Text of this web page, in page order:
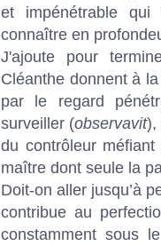
et impénétrable
connaître en
J'ajoute pour
Cléanthe donnent à
par le regard
surveiller (observavit),
du contrôleur
maître dont seule la
Doit-on aller jusqu’à
contribue au
constamment sous